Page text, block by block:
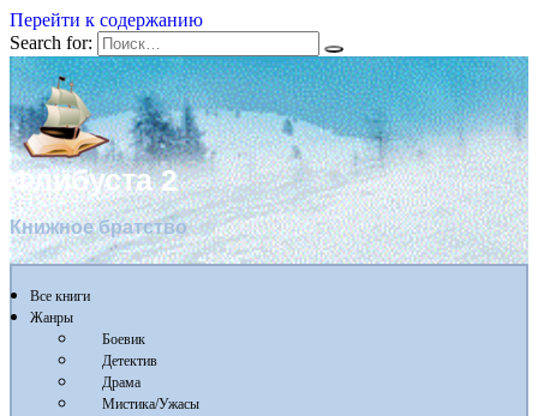
Перейти к содержанию
Search for:
Флибуста 2
Книжное братство
Все книги
Жанры
Боевик
Детектив
Драма
Мистика/Ужасы